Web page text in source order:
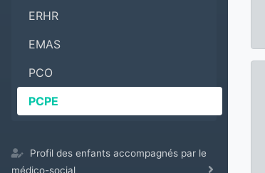
ERHR
EMAS
PCO
PCPE
Profil des enfants accompagnés par le
médico-social